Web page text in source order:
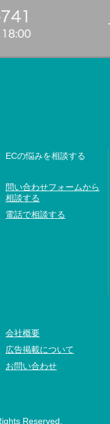
ECの悩みを相談する
問い合わせフォームから
相談する
電話で相談する
会社概要
広告掲載について
お問い合わせ
Reserved.